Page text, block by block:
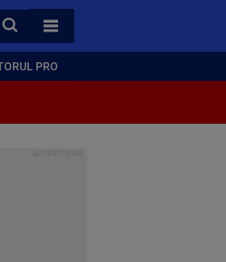
CAUTA
TOATE CATEGORIILE
PRO